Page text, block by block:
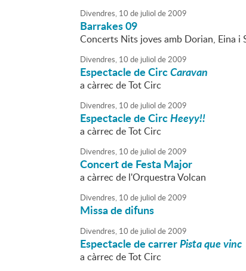
Divendres, 10 de juliol de2009
Barrakes 09
Concerts Nits joves amb Dorian, Eina i
Divendres, 10 de juliol de2009
Espectacle de CircCaravan
a càrrec de Tot Circ
Divendres, 10 de juliol de2009
Espectacle de CircHeeyy!!
a càrrec de Tot Circ
Divendres, 10 de juliol de2009
Concert de Festa Major
a càrrec de l'Orquestra Volcan
Divendres, 10 de juliol de2009
Missa de difuns
Divendres, 10 de juliol de2009
Espectacle de carrerPista que vinc
a càrrec de Tot Circ